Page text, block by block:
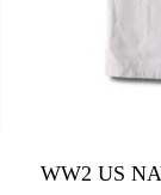
WW2 US